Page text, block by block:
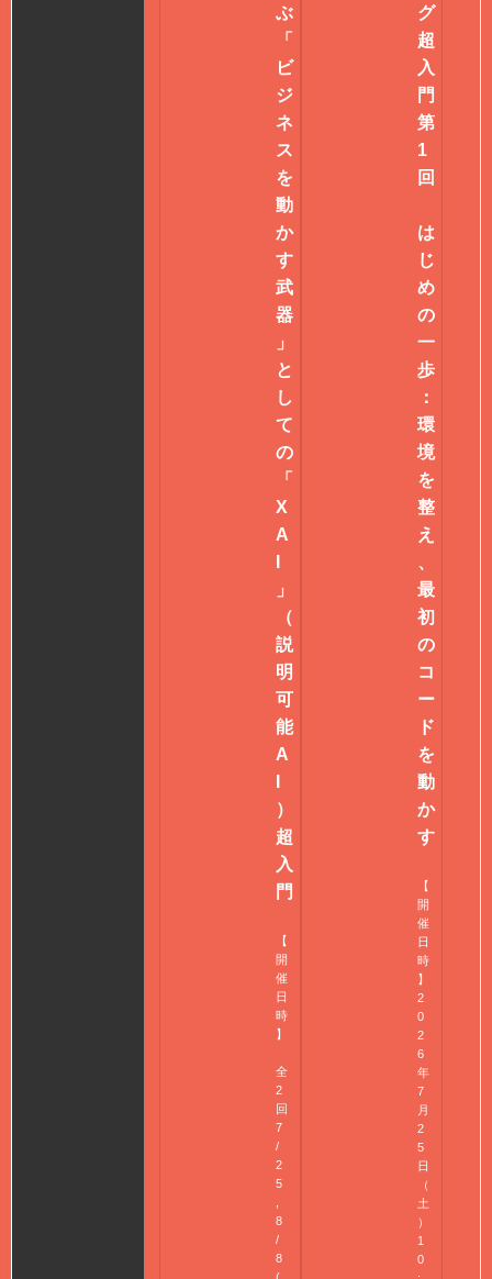
ぶ
「
ビ
ジ
ネ
ス
を
動
か
す
武
器
」
と
し
て
の
「
X
A
」
（
説
明
可
能
A
）
超
入
門
【
開
催
日
時
】
全
2
回
7
/
2
5
8
/
8
グ
超
入
門
第
1
回
は
じ
め
の
一
歩
：
環
境
を
整
え
、
最
初
の
コ
ー
ド
を
動
か
す
【
開
催
日
時
】
2
0
2
6
年
7
月
2
5
日
（
土
）
1
0